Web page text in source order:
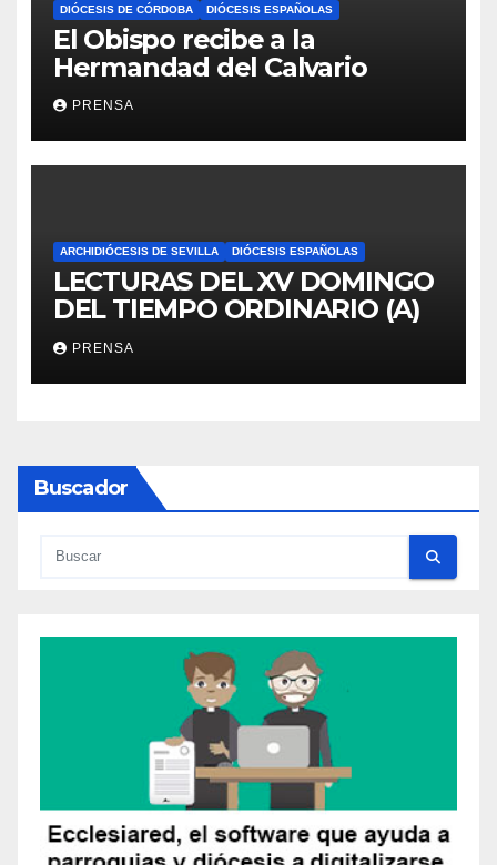
DIÓCESIS DE CÓRDOBA DIÓCESIS ESPAÑOLAS
El Obispo recibe a la
Hermandad del Calvario
PRENSA
ARCHIDIÓCESIS DE SEVILLA DIÓCESIS ESPAÑOLAS
LECTURAS DEL XV DOMINGO
DEL TIEMPO ORDINARIO (A)
PRENSA
Buscador